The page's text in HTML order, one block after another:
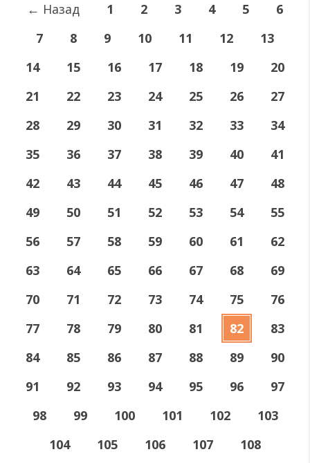
← Назад 1 2 3 4 5
6
7
8 9 10 11 12
13
14
15 16 17 18 19
20
21
22 23 24 25 26
27
28
29 30 31 32 33
34
35
36 37 38 39 40
41
42
43 44 45 46 47
48
49
50 51 52 53 54
55
56
57 58 59 60 61
62
63
64 65 66 67 68
69
70
71 72 73 74 75
76
77
78 79 80 81 82
83
84
85 86 87 88 89
90
91
92 93 94 95 96
97
98
99 100 101 102
103
104
105 106 107 108